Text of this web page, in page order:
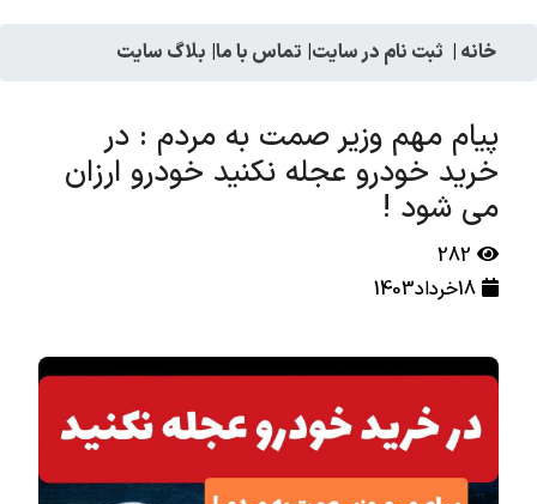
خانه | ثبت نام در سایت| تماس با ما| بلاگ سایت
پیام مهم وزیر صمت به مردم : در
خرید خودرو عجله نکنید خودرو ارزان
می شود !
282
18خرداد1403